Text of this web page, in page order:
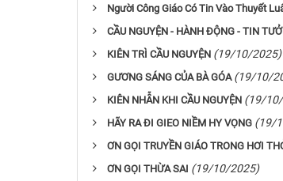
Người Công Giáo Có Tin Vào Thuyết
CẦU NGUYỆN - HÀNH ĐỘNG - TIN
KIÊN TRÌ CẦU NGUYỆN (19/10/2025)
GƯƠNG SÁNG CỦA BÀ GÓA (19/10/
KIÊN NHẪN KHI CẦU NGUYỆN (19/
HÃY RA ĐI GIEO NIỀM HY VỌNG (19/
ƠN GỌI TRUYỀN GIÁO TRONG HƠI
ƠN GỌI THỪA SAI (19/10/2025)